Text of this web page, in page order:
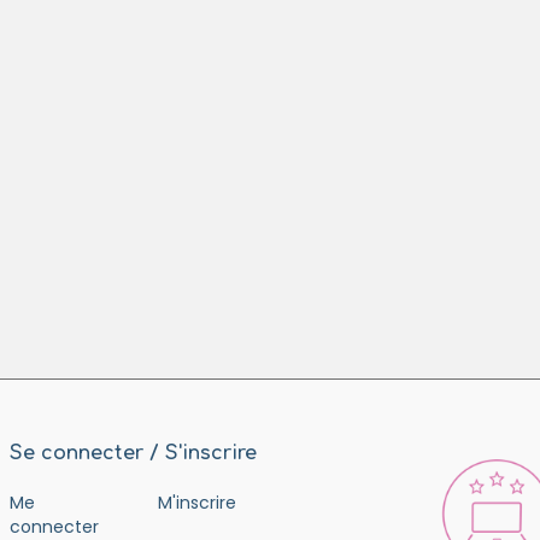
Se connecter / S'inscrire
Me
connecter
M'inscrire